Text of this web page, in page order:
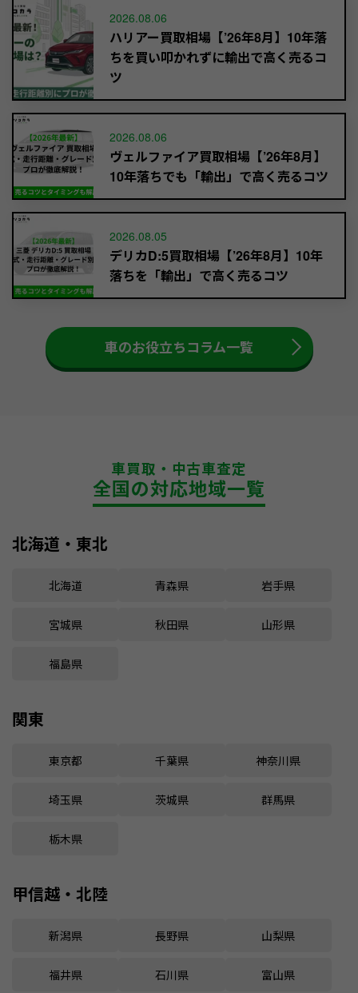
2026.08.06
ハリアー買取相場【’26年8月】10年落
ちを買い叩かれずに輸出で高く売るコ
ツ
2026.08.06
ヴェルファイア買取相場【’26年8月】
10年落ちでも「輸出」で高く売るコツ
2026.08.05
デリカD:5買取相場【’26年8月】10年
落ちを「輸出」で高く売るコツ
車のお役立ちコラム一覧
車買取・中古車査定
全国の対応地域一覧
北海道・東北
北海道 青森県 岩手県
宮城県 秋田県 山形県
福島県
関東
東京都 千葉県 神奈川県
埼玉県 茨城県 群馬県
栃木県
甲信越・北陸
新潟県 長野県 山梨県
福井県 石川県 富山県